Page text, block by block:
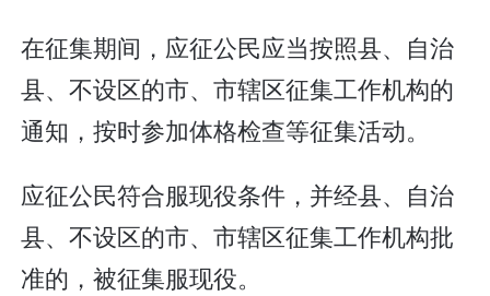
在征集期间，应征公民应当按照县、自治
县、不设区的市、市辖区征集工作机构的
通知，按时参加体格检查等征集活动。
应征公民符合服现役条件，并经县、自治
县、不设区的市、市辖区征集工作机构批
准的，被征集服现役。